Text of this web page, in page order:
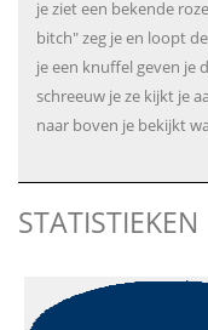
je ziet een bekende
bitch" zeg je en loopt
je een knuffel geven je
schreeuw je ze kijkt je
naar boven je bekijkt
STATISTIEKEN